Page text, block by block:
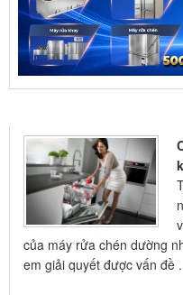
của máy rửa chén dường
em giải quyết được vấn đề